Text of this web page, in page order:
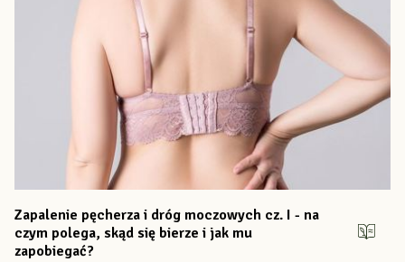
Zapalenie pęcherza i dróg moczowych cz. I - na
czym polega, skąd się bierze i jak mu
zapobiegać?